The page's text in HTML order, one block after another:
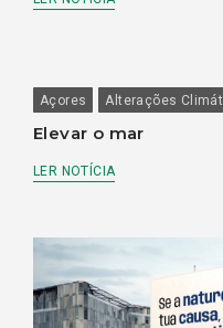
Açores Alterações
Elevar o mar
LER NOTÍCIA